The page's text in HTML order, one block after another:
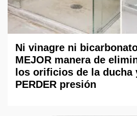
Ni vinagre ni
MEJOR manera de
los orificios de la ducha
PERDER presión